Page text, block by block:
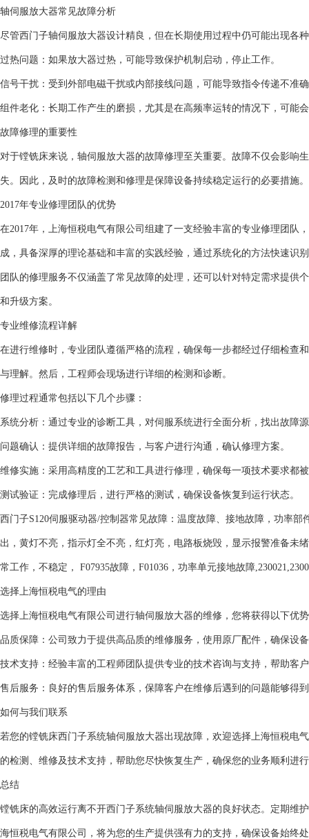
轴伺服放大器常见故障分析
尽管西门子轴伺服放大器设计精良，但在长期使用过程中仍可能出现各
过热问题：如果放大器过热，可能导致保护机制启动，停止工作。
信号干扰：受到外部电磁干扰或内部接线问题，可能导致指令传递不准
组件老化：长期工作产生的磨损，尤其是在高频率运转的情况下，可能
故障修理的重要性
对于镗铣床来说，轴伺服放大器的故障修理至关重要。故障不仅会影响
失。因此，及时的故障检测和修理是保障设备持续稳定运行的必要措施。
2017年专业修理团队的优势
在2017年，上海恒税电气有限公司组建了一支经验丰富的专业修理团
成，具备深厚的理论基础和丰富的实践经验，通过系统化的方法快速识
团队的修理服务不仅涵盖了常见故障的处理，还可以针对特定需求提供
和升级方案。
专业维修流程详解
在进行维修时，专业团队遵循严格的流程，确保每一步都经过仔细检查
与理解。然后，工程师会现场进行详细的检测和诊断。
修理过程通常包括以下几个步骤：
系统分析：通过专业的诊断工具，对伺服系统进行全面分析，找出故障
问题确认：提供详细的故障报告，与客户进行沟通，确认修理方案。
维修实施：采用高精度的工艺和工具进行修理，确保每一项技术要求都
测试验证：完成修理后，进行严格的测试，确保设备恢复到运行状态。
西门子S120伺服驱动器/控制器常见故障：温度故障、接地故障，功率
出，黄灯不亮，指示灯全不亮，红灯亮，电路板烧毁，显示报警准备未
常工作，不稳定， F07935故障，F01036，功率单元接地故障
选择上海恒税电气的理由
选择上海恒税电气有限公司进行轴伺服放大器的维修，您将获得以下优
品质保障：公司致力于提供高品质的维修服务，使用原厂配件，确保设
技术支持：经验丰富的工程师团队提供专业的技术咨询与支持，帮助客
售后服务：良好的售后服务体系，保障客户在维修后遇到的问题能够得
如何与我们联系
若您的镗铣床西门子系统轴伺服放大器出现故障，欢迎选择上海恒税电
的检测、维修及技术支持，帮助您尽快恢复生产，确保您的业务顺利进
总结
镗铣床的高效运行离不开西门子系统轴伺服放大器的良好状态。定期维
海恒税电气有限公司，将为您的生产提供强有力的支持，确保设备始终